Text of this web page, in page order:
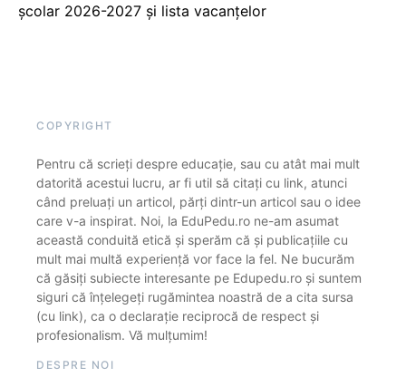
școlar 2026-2027 și lista vacanțelor
COPYRIGHT
Pentru că scrieți despre educație, sau cu atât mai mult
datorită acestui lucru, ar fi util să citați cu link, atunci
când preluați un articol, părți dintr-un articol sau o idee
care v-a inspirat. Noi, la EduPedu.ro ne-am asumat
această conduită etică și sperăm că și publicațiile cu
mult mai multă experiență vor face la fel. Ne bucurăm
că găsiți subiecte interesante pe Edupedu.ro și suntem
siguri că înțelegeți rugămintea noastră de a cita sursa
(cu link), ca o declarație reciprocă de respect și
profesionalism. Vă mulțumim!
DESPRE NOI